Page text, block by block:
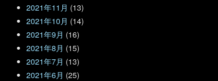
2021年11月 (13)
2021年10月 (14)
2021年9月 (16)
2021年8月 (15)
2021年7月 (13)
2021年6月 (25)